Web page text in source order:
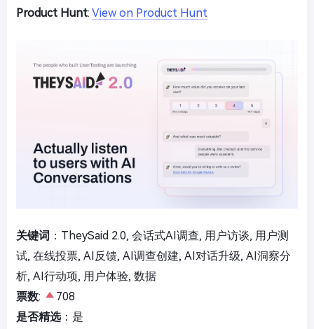
Product Hunt: View on Product Hunt
关键词 ：TheySaid 2.0, 会话式AI调查, 用户访谈, 用户测
试, 在线投票, AI反馈, AI调查创建, AI对话升级, AI洞察分
析, AI行动项, 用户体验, 数据
票数:
708
是否精选：是